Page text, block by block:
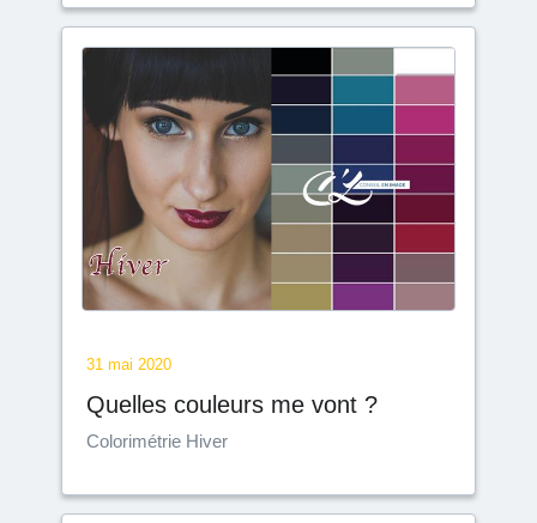
31 mai 2020
Quelles couleurs me vont ?
Colorimétrie Hiver